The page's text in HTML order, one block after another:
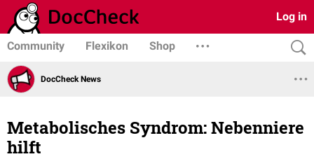
Log in
Community Flexikon Shop
DocCheck News
Metabolisches Syndrom: Nebenniere
hilft